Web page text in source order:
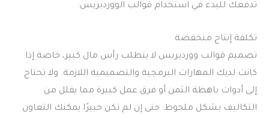
تدفعك للبدء في استخدام قوالب الووردبريس:
تكلفة إنتاج منخفضة
تصميم قوالب ووردبريس لا يتطلب رأس مال كبير، خاصة إذا
كانت لديك المهارات البرمجية والتصميمية اللازمة. ولا تحتاج
إلى أدوات باهظة الثمن أو فرق عمل كبيرة مما يقلل من
التكاليف بشكل ملحوظ. حتى إن لم تكن خبيرًا يمكنك التعاون